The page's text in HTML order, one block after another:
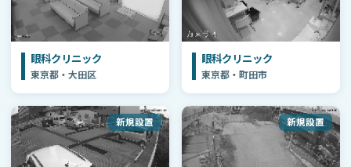
眼科クリニック
東京都・大田区
眼科クリニック
東京都・町田市
新規設置 新規設置